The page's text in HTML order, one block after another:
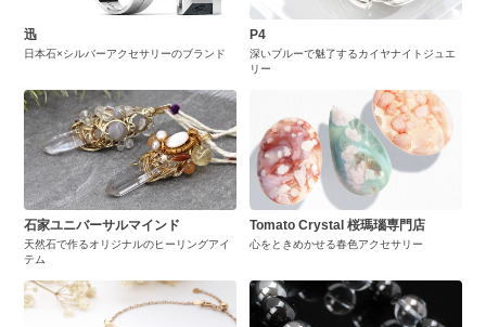
迅
日本石×シルバーアクセサリーのブランド
P4
深いブルーで魅了するカイヤナイトジュエ
リー
石家ユニバーサルマインド
天然石で作るオリジナルのヒーリングアイ
テム
Tomato Crystal 桜瑪瑙専門店
心をときめかせる春色アクセサリー